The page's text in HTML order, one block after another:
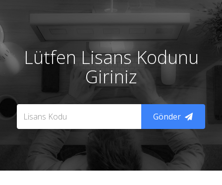
Lütfen Lisans Kodunu
Giriniz
Gönder